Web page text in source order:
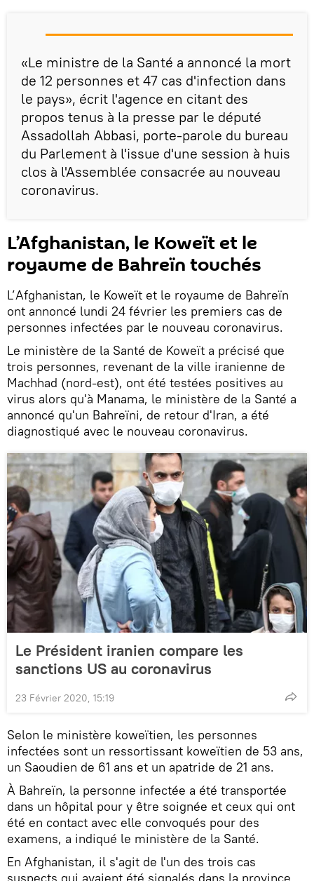
«Le ministre de la Santé a annoncé la mort
de 12 personnes et 47 cas d'infection dans
le pays», écrit l'agence en citant des
propos tenus à la presse par le député
Assadollah Abbasi, porte-parole du bureau
du Parlement à l'issue d'une session à huis
clos à l'Assemblée consacrée au nouveau
coronavirus.
L’Afghanistan, le Koweït et le
royaume de Bahreïn touchés
L’Afghanistan, le Koweït et le royaume de Bahreïn
ont annoncé lundi 24 février les premiers cas de
personnes infectées par le nouveau coronavirus.
Le ministère de la Santé de Koweït a précisé que
trois personnes, revenant de la ville iranienne de
Machhad (nord-est), ont été testées positives au
virus alors qu'à Manama, le ministère de la Santé a
annoncé qu'un Bahreïni, de retour d'Iran, a été
diagnostiqué avec le nouveau coronavirus.
Le Président iranien compare les
sanctions US au coronavirus
23 Février 2020, 15:19
Selon le ministère koweïtien, les personnes
infectées sont un ressortissant koweïtien de 53 ans,
un Saoudien de 61 ans et un apatride de 21 ans.
À Bahreïn, la personne infectée a été transportée
dans un hôpital pour y être soignée et ceux qui ont
été en contact avec elle convoqués pour des
examens, a indiqué le ministère de la Santé.
En Afghanistan, il s'agit de l'un des trois cas
suspects qui avaient été signalés dans la province